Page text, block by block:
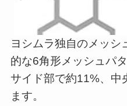
ヨシムラ独自のメッシ
的な6角形メッシュパ
サイド部で約11%、中
ます。